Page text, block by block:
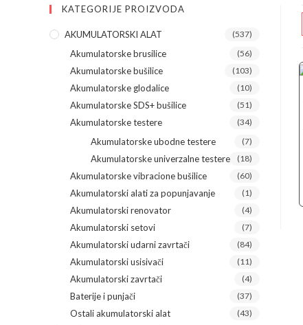
KATEGORIJE PROIZVODA
AKUMULATORSKI ALAT (537)
Akumulatorske brusilice (56)
Akumulatorske bušilice (103)
Akumulatorske glodalice (10)
Akumulatorske SDS+ bušilice (51)
Akumulatorske testere (34)
Akumulatorske ubodne testere (7)
Akumulatorske univerzalne testere (18)
Akumulatorske vibracione bušilice (60)
Akumulatorski alati za popunjavanje (1)
Akumulatorski renovator (4)
Akumulatorski setovi (7)
Akumulatorski udarni zavrtači (84)
Akumulatorski usisivači (11)
Akumulatorski zavrtači (4)
Baterije i punjači (37)
Ostali akumulatorski alat (43)